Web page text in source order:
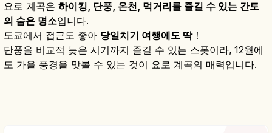
요로 계곡은 하이킹, 단풍, 온천, 먹거리를 즐길 수 있는 간토
의 숨은 명소입니다.
도쿄에서 접근도 좋아 당일치기 여행에도 딱！
단풍을 비교적 늦은 시기까지 즐길 수 있는 스폿이라, 12월에
도 가을 풍경을 맛볼 수 있는 것이 요로 계곡의 매력입니다.